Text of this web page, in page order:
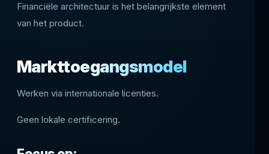
Financiële architectuur is het belangrijkste element
van het product.
Markttoegangsmodel
Werken via internationale licenties.
Geen lokale certificering.